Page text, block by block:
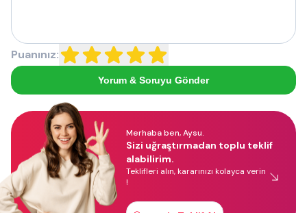
Puanınız:
Yorum & Soruyu Gönder
Merhaba ben, Aysu.
Sizi uğraştırmadan toplu teklif
alabilirim.
Teklifleri alın, kararınızı kolayca verin
!